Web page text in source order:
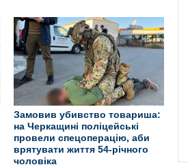
Замовив убивство товариша:
на Черкащині поліцейські
провели спецоперацію, аби
врятувати життя 54-річного
чоловіка